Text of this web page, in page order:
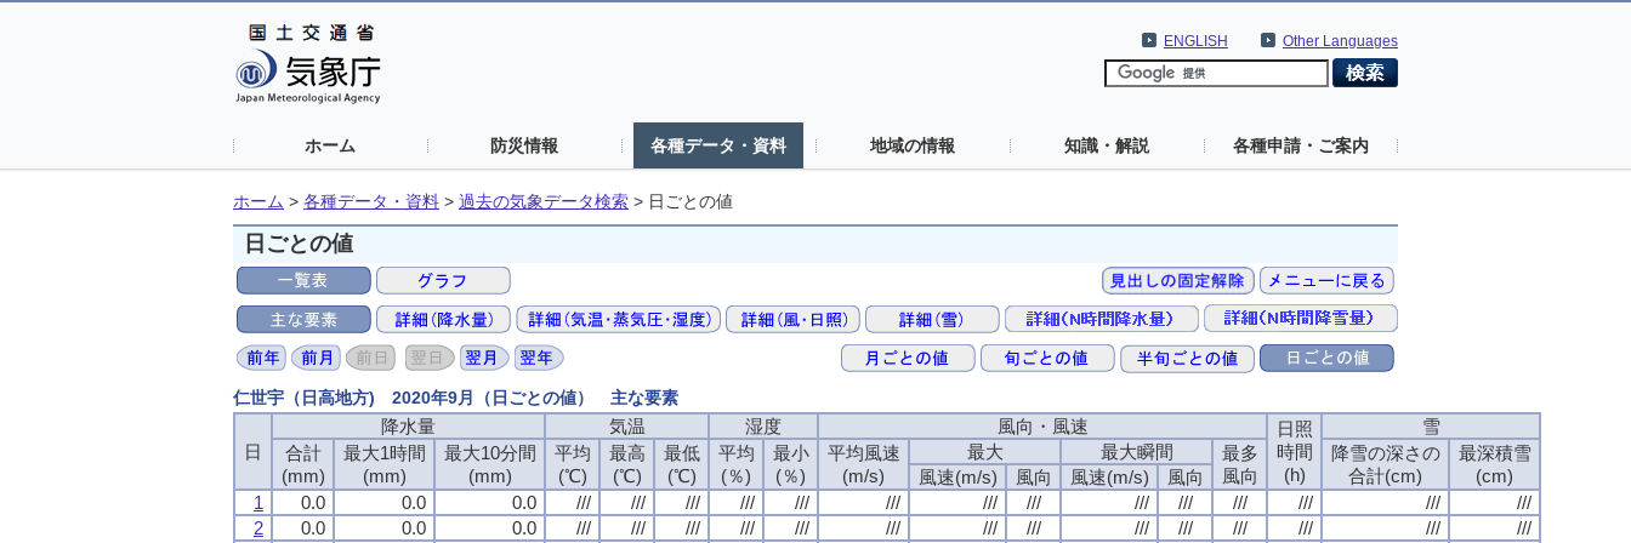
Other Languages
ENGLISH
ホーム 防災情報 各種データ・資料 地域の情報 知識・解説 各種申請・ご案内
ホーム > 各種データ・資料 > 過去の気象データ検索 > 日ごとの値
日ごとの値
仁世宇（日高地方) 2020年9月（日ごとの値） 主な要素
日
降水量 気温 湿度 風向・風速
日照
時間
(h)
雪
合計
(mm)
最大1時間
(mm)
最大10分間
(mm)
平均
(℃)
最高
(℃)
最低
(℃)
平均
(％)
最小
(％)
平均風速
(m/s)
最大 最大瞬間
最多
風向
降雪の深さの
合計(cm)
最深積雪
(cm)
風速(m/s) 風向 風速(m/s)
風向
1
0.0 0.0 0.0 /// /// /// /// /// /// /// /// /// /// /// /// ///
///
2
0.0 0.0 0.0 /// /// /// /// /// /// /// /// /// /// /// /// ///
///
日
降水量 気温 湿度 風向・風速
日照
時間
(h)
雪
合計
(mm)
最大1時間
(mm)
最大10分間
(mm)
平均
(℃)
最高
(℃)
最低
(℃)
平均
(％)
最小
(％)
平均風速
(m/s)
最大 最大瞬間
最多
風向
降雪の深さの
合計(cm)
最深積雪
(cm)
風速(m/s) 風向 風速(m/s)
風向
1
0.0 0.0 0.0 /// /// /// /// /// /// /// /// /// /// /// /// ///
///
2
0.0 0.0 0.0 /// /// /// /// /// /// /// /// /// /// /// /// ///
///
日
降水量 気温 湿度 風向・風速
日照
時間
(h)
雪
合計
(mm)
最大1時間
(mm)
最大10分間
(mm)
平均
(℃)
最高
(℃)
最低
(℃)
平均
(％)
最小
(％)
平均風速
(m/s)
最大 最大瞬間
最多
風向
降雪の深さの
合計(cm)
最深積雪
(cm)
風速(m/s) 風向 風速(m/s)
風向
1
0.0 0.0 0.0 /// /// /// /// /// /// /// /// /// /// /// /// ///
///
2
0.0 0.0 0.0 /// /// /// /// /// /// /// /// /// /// /// /// ///
///
日
降水量 気温 湿度 風向・風速
日照
時間
(h)
雪
合計
(mm)
最大1時間
(mm)
最大10分間
(mm)
平均
(℃)
最高
(℃)
最低
(℃)
平均
(％)
最小
(％)
平均風速
(m/s)
最大 最大瞬間
最多
風向
降雪の深さの
合計(cm)
最深積雪
(cm)
風速(m/s) 風向 風速(m/s)
風向
1
0.0 0.0 0.0 /// /// /// /// /// /// /// /// /// /// /// /// ///
///
2
0.0 0.0 0.0 /// /// /// /// /// /// /// /// /// /// /// /// ///
///